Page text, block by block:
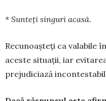
* Sunteți singuri acasă.
Recunoașteți ca valabile
aceste situații, iar
prejudiciază